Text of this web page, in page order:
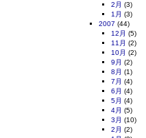
2月 (3)
1月 (3)
2007 (44)
12月 (5)
11月 (2)
10月 (2)
9月 (2)
8月 (1)
7月 (4)
6月 (4)
5月 (4)
4月 (5)
3月 (10)
2月 (2)